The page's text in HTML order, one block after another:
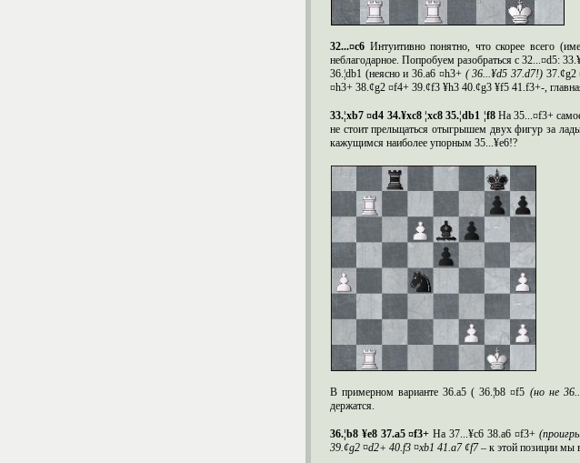
32...¤c6 Интуитивно понятно, чтоскорее всего
неблагодарное. Попробуем разобраться с 32...¤d5:
36.¦db1 (неясно и 36.a6 ¤h3+ ( 36...¥d5 37.d7!) 37.¢g2
¤h3+ 38.¢g2 ¤f4+ 39.¢f3 ¥h3 40.¢g3 ¥f5 41.f3+-,
33.¦xb7 ¤d4 34.¥xc8 ¦xc8 35.¦db1 ¦f8 На 35...¤f3+
не стоит прельщаться отыгрышем двух фигур за
кажущимся наиболее упорным 35...¥e6!?
В примерном варианте 36.a5( 36.¦b8 ¤f5 (но не
держатся.
36.¦b8 ¥e8 37.a5 ¤f3+На 37...¥c6 38.a6 ¤f3+
39.¢g2 ¤d2+ 40.f3 ¤xb1 41.a7 ¢f7– к этой позиции мы